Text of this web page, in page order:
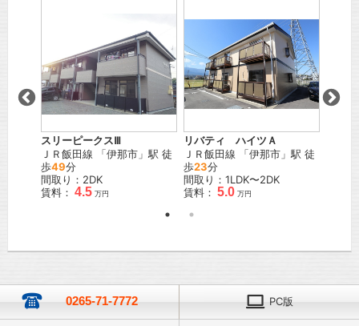
スリーピークスⅢ
ＪＲ飯田線 「伊那市 」駅 徒
歩49分
間取り：2DK
賃料： 4.5 万円
リバティ ハイツＡ
ＪＲ飯田線 「伊那市 」駅 徒
歩23分
間取り：1LDK〜2DK
賃料： 5.0 万円
0265-71-7772 PC版